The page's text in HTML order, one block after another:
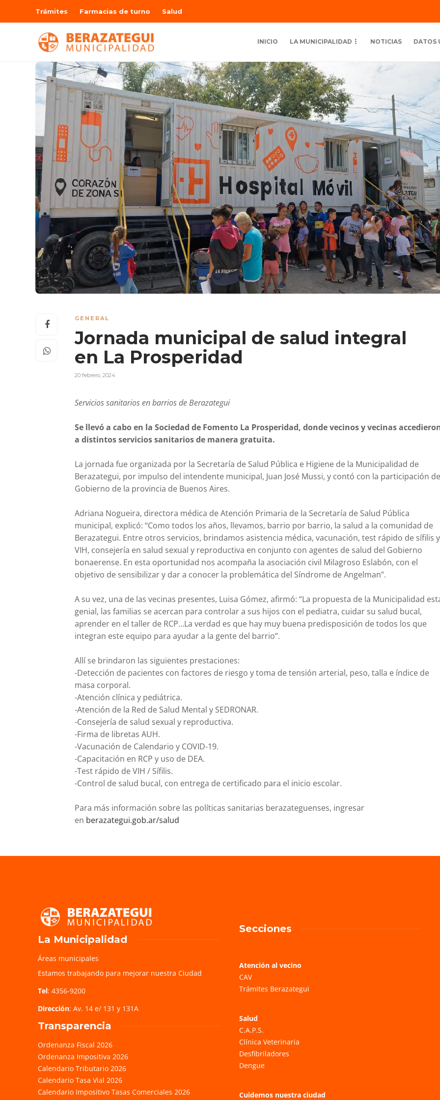
Trámites Farmacias de turno Salud
INICIO LA MUNICIPALIDAD NOTICIAS DATOS
GENERAL
Jornada municipal de salud integral
en La Prosperidad
20 febrero, 2024
Servicios sanitarios en barrios de Berazategui
Se llevó a cabo en la Sociedad de Fomento La Prosperidad, donde vecinos y vecinas
a distintos servicios sanitarios de manera gratuita.
La jornada fue organizada por la Secretaría de Salud Pública e Higiene de la Municipalidad de
Berazategui, por impulso del intendente municipal, Juan José Mussi, y contó con la participación
Gobierno de la provincia de Buenos Aires.
Adriana Nogueira, directora médica de Atención Primaria de la Secretaría de Salud Pública
municipal, explicó: “Como todos los años, llevamos, barrio por barrio, la salud a la comunidad de
Berazategui. Entre otros servicios, brindamos asistencia médica, vacunación, test rápido de sífilis y
VIH, consejería en salud sexual y reproductiva en conjunto con agentes de salud del Gobierno
bonaerense. En esta oportunidad nos acompaña la asociación civil Milagroso Eslabón, con el
objetivo de sensibilizar y dar a conocer la problemática del Síndrome de Angelman”.
A su vez, una de las vecinas presentes, Luisa Gómez, afirmó: “La propuesta de la Municipalidad
genial, las familias se acercan para controlar a sus hijos con el pediatra, cuidar su salud bucal,
aprender en el taller de RCP…La verdad es que hay muy buena predisposición de todos los que
integran este equipo para ayudar a la gente del barrio”.
Allí se brindaron las siguientes prestaciones:
-Detección de pacientes con factores de riesgo y toma de tensión arterial, peso, talla e índice de
masa corporal.
-Atención clínica y pediátrica.
-Atención de la Red de Salud Mental y SEDRONAR.
-Consejería de salud sexual y reproductiva.
-Firma de libretas AUH.
-Vacunación de Calendario y COVID-19.
-Capacitación en RCP y uso de DEA.
-Test rápido de VIH / Sífilis.
-Control de salud bucal, con entrega de certificado para el inicio escolar.
Para más información sobre las políticas sanitarias berazateguenses, ingresar
en berazategui.gob.ar/salud
La Municipalidad
Áreas municipales
Estamos trabajando para mejorar nuestra Ciudad
Tel: 4356-9200
Dirección: Av. 14 e/ 131 y 131A
Transparencia
Ordenanza Fiscal 2026
Ordenanza Impositiva 2026
Calendario Tributario 2026
Calendario Tasa Vial 2026
Calendario Impositivo Tasas Comerciales 2026
Secciones
Atención al vecino
CAV
Trámites Berazategui
Salud
C.A.P.S.
Clínica Veterinaria
Desfibriladores
Dengue
Cuidemos nuestra ciudad